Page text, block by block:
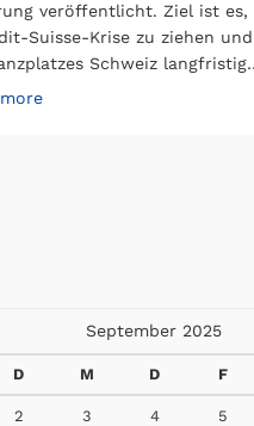
veröffentlicht. Ziel ist es,
Suisse-Krise zu ziehen
Schweiz
September 2025
D M D F
2 3 4 5